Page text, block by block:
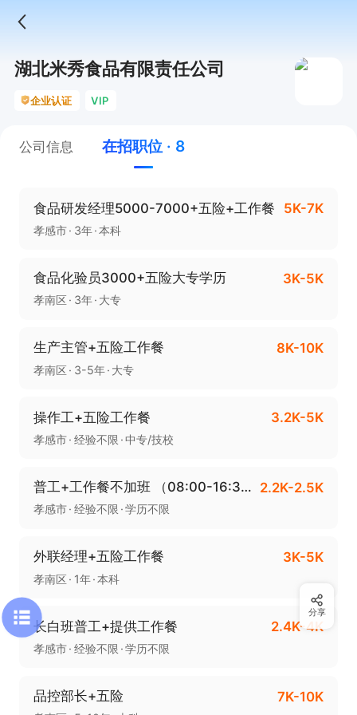
湖北米秀食品有限责任公司
企业认证 VIP
公司信息 在招职位 · 8
食品研发经理5000-7000+五险+工作餐 5K-7K
孝感市 3年 本科
食品化验员3000+五险大专学历 3K-5K
孝南区 3年 大专
生产主管+五险工作餐 8K-10K
孝南区 3-5年 大专
操作工+五险工作餐 3.2K-5K
孝感市 经验不限 中专/技校
普工+工作餐不加班 （08:00-16:30） 2.2K-2.5K
孝感市 经验不限 学历不限
外联经理+五险工作餐 3K-5K
孝南区 1年 本科
长白班普工+提供工作餐 2.4K-4K
孝感市 经验不限 学历不限
品控部长+五险 7K-10K
分享